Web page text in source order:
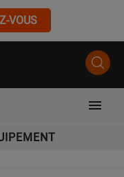
VOUS
